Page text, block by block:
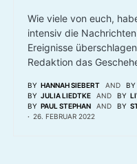
Wie viele von euch,
intensiv die
Ereignisse
Redaktion das
BY HANNAH SIEBERT AND BY
BY JULIA LIEDTKE AND BY
BY PAUL STEPHAN AND BY
26. FEBRUAR 2022